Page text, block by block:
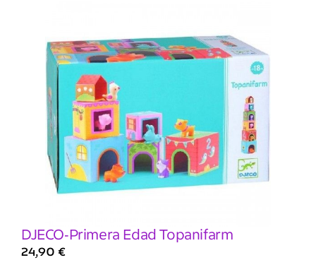
DJECO-Primera Edad Topanifarm
24,90 €